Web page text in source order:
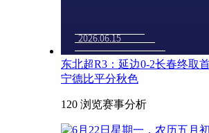
东北超R3：延边0-2长春终取
宁德比平分秋色
120 浏览赛事分析